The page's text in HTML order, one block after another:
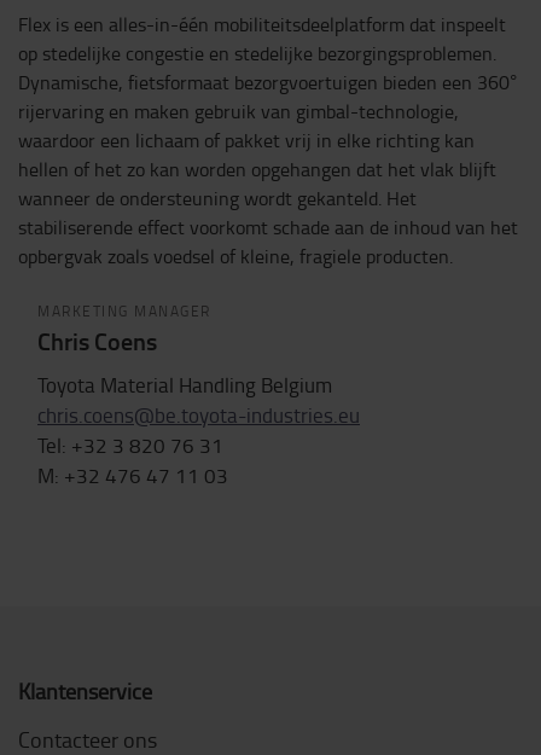
Flex is een alles-in-één mobiliteitsdeelplatform dat inspeelt
op stedelijke congestie en stedelijke bezorgingsproblemen.
Dynamische, fietsformaat bezorgvoertuigen bieden een 360°
rijervaring en maken gebruik van gimbal-technologie,
waardoor een lichaam of pakket vrij in elke richting kan
hellen of het zo kan worden opgehangen dat het vlak blijft
wanneer de ondersteuning wordt gekanteld. Het
stabiliserende effect voorkomt schade aan de inhoud van het
opbergvak zoals voedsel of kleine, fragiele producten.
MARKETING MANAGER
Chris Coens
Toyota Material Handling Belgium
chris.coens@be.toyota-industries.eu
Tel: +32 3 820 76 31
M: +32 476 47 11 03
Klantenservice
Contacteer ons